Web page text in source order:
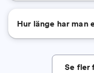
Hur länge har man
Se fler